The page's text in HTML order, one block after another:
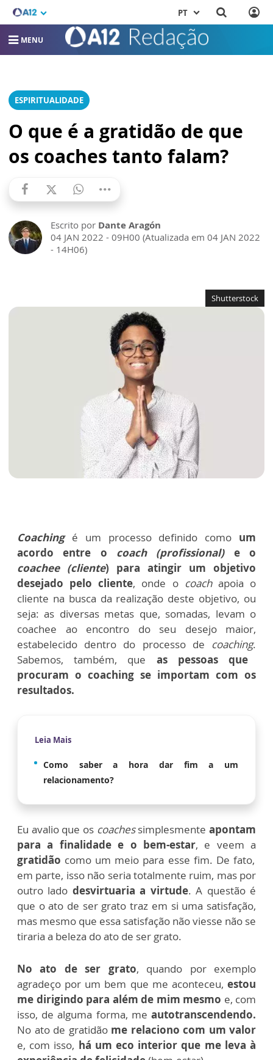
PT
MENU
ESPIRITUALIDADE
O que é a gratidão de que
os coaches tanto falam?
Escrito por Dante Aragón
04 JAN 2022 - 09H00 (Atualizada em 04 JAN 2022
- 14H06)
Shutterstock
Coachingé um processo definido como um
acordo entre o coach (profissional) e o
coachee (cliente) para atingir um objetivo
desejado pelo cliente, onde o coach apoia o
cliente na busca da realização deste objetivo, ou
seja: as diversas metas que, somadas, levam o
coachee ao encontro do seu desejo maior,
estabelecido dentro do processo de coaching.
Sabemos, também, que as pessoas que
procuram o coaching se importam com os
resultados.
Leia Mais
Como saber a hora dar fim a um
relacionamento?
Eu avalio que os coachessimplesmenteapontam
para a finalidade e o bem-estar, e veem a
gratidão como um meio para esse fim. De fato,
em parte, isso não seria totalmente ruim, mas por
outro lado desvirtuaria a virtude. A questão é
que o ato de ser grato traz em si uma satisfação,
mas mesmo que essa satisfação não viesse não se
tiraria a beleza do ato de ser grato.
No ato de ser grato, quando por exemplo
agradeço por um bem que me aconteceu, estou
me dirigindo para além de mim mesmo e, com
isso, de alguma forma, me autotranscendendo.
No ato de gratidão me relaciono com um valor
e, com isso, há um eco interior que me leva à